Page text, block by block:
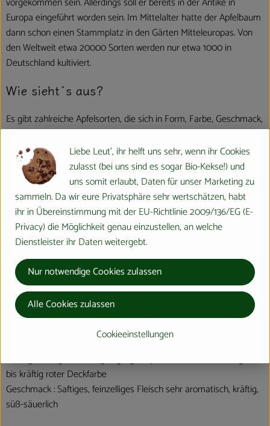
Europa eingeführt worden sein. Im Mittelalter hatte der Apfelbaum
dann schon einen Stammplatz in den Gärten Mitteleuropas. Von
den Weltweit etwa 20000 Sorten werden nur etwa 1000 in
Deutschland kultiviert.
Wie sieht´s aus?
Es gibt zahlreiche Apfelsorten, die sich in Form, Farbe, Geschmack,
Konsistenz, Erntezeitpunkt und Lagerfähigkeit unterscheiden, z.B.:
Cybele – Süß
Große Frucht, Grundfarbe gelbliche, mit viel rot streifiger
Deckfarbe
Geschmack: Süße Sorte im frühen Sortiment, fest, saftig
Pinova – Süß
Mittelgroße Frucht, stumpfkegelförmig, Grundfarbe goldgelb, mit
bis zu ¾ orangeroter Deckfarbe leuchtend rot, Schale etwas rau
Geschmack: Süßlich-säuerlich, aromatisch und fruchtig mit
zunehmender Lagerung süßer werdend
Mittelgroßer, gleichmäßig kugeliger Apfel mit bis zu 2/3 oranger,
bis kräftig roter Deckfarbe
Geschmack : Saftiges, feinzelliges Fleisch sehr aromatisch, kräftig,
süß-säuerlich
Liebe Leut', ihr helft uns sehr, wenn ihr Cookies
zulasst (bei uns sind es sogar Bio-Kekse!) und
uns somit erlaubt, Daten für unser Marketing zu
sammeln. Da wir eure Privatsphäre sehr wertschätzen, habt
ihr in Übereinstimmung mit der EU-Richtlinie 2009/136/EG (E-
Privacy) die Möglichkeit genau einzustellen, an welche
Dienstleister ihr Daten weitergebt.
Cookieeinstellungen
Nur notwendige Cookies zulassen
Alle Cookies zulassen